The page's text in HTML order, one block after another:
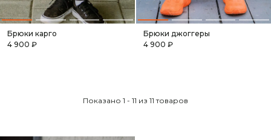
Брюки карго
4 900 ₽
Брюки джоггеры
4 900 ₽
Показано 1 - 11 из 11 товаров